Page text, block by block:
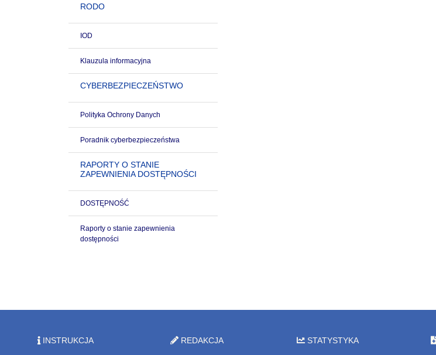
RODO
IOD
Klauzula informacyjna
CYBERBEZPIECZEŃSTWO
Polityka Ochrony Danych
Poradnik cyberbezpieczeństwa
RAPORTY O STANIE
ZAPEWNIENIA DOSTĘPNOŚCI
DOSTĘPNOŚĆ
Raporty o stanie zapewnienia
dostępności
INSTRUKCJA REDAKCJA STATYSTYKA